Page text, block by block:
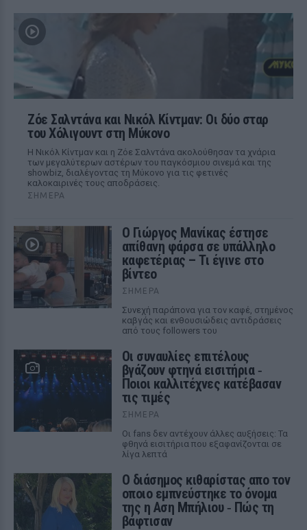
Ζόε Σαλντάνα και Νικόλ Κίντμαν: Οι δύο σταρ
του Χόλιγουντ στη Μύκονο
Η Νικόλ Κίντμαν και η Ζόε Σαλντάνα ακολούθησαν τα χνάρια
των μεγαλύτερων αστέρων του παγκόσμιου σινεμά και της
showbiz, διαλέγοντας τη Μύκονο για τις φετινές
καλοκαιρινές τους αποδράσεις.
ΣΉΜΕΡΑ
Ο Γιώργος Μανίκας έστησε
απίθανη φάρσα σε υπάλληλο
καφετέριας – Τι έγινε στο
βίντεο
ΣΉΜΕΡΑ
Συνεχή παράπονα για τον καφέ, στημένος
καβγάς και ενθουσιώδεις αντιδράσεις
από τους followers του
Οι συναυλίες επιτέλους
βγάζουν φτηνά εισιτήρια ‑
Ποιοι καλλιτέχνες κατέβασαν
τις τιμές
ΣΉΜΕΡΑ
Οι fans δεν αντέχουν άλλες αυξήσεις: Τα
φθηνά εισιτήρια που εξαφανίζονται σε
λίγα λεπτά
Ο διάσημος κιθαρίστας απο τον
οποιο εμπνεύστηκε το όνομα
της η Αση Μπήλιου ‑ Πώς τη
βάφτισαν